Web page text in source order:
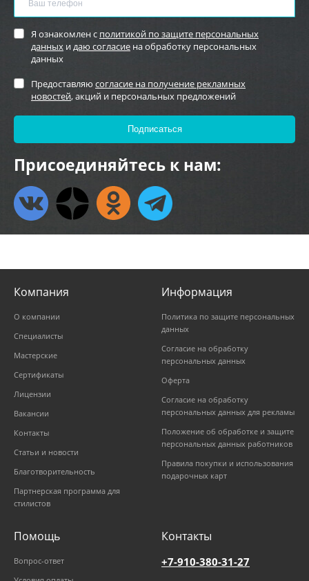
Я ознакомлен с политикой по защите персональных
данных идаю согласие на обработку персональных
данных
Предоставляю согласие на получение рекламных
новостей, акций и персональных предложений
Присоединяйтесь к нам:
Компания
О компании
Специалисты
Мастерские
Сертификаты
Лицензии
Вакансии
Контакты
Статьи и новости
Благотворительность
Партнерская программа для
стилистов
Информация
Политика по защите персональных
данных
Согласие на обработку
персональных данных
Оферта
Согласие на обработку
персональных данных для рекламы
Положение об обработке и защите
персональных данных работников
Правила покупки и использования
подарочных карт
Помощь
Вопрос-ответ
Контакты
+7-910-380-31-27